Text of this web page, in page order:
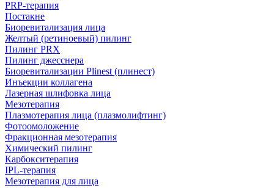
PRP-терапия
Постакне
Биоревитализация лица
Желтый (ретиноевый) пилинг
Пилинг PRX
Пилинг джесснера
Биоревитализации Plinest (плинест)
Инъекции коллагена
Лазерная шлифовка лица
Мезотерапия
Плазмотерапия лица (плазмолифтинг)
Фотоомоложение
Фракционная мезотерапия
Химический пилинг
Карбокситерапия
IPL‑терапия
Мезотерапия для лица